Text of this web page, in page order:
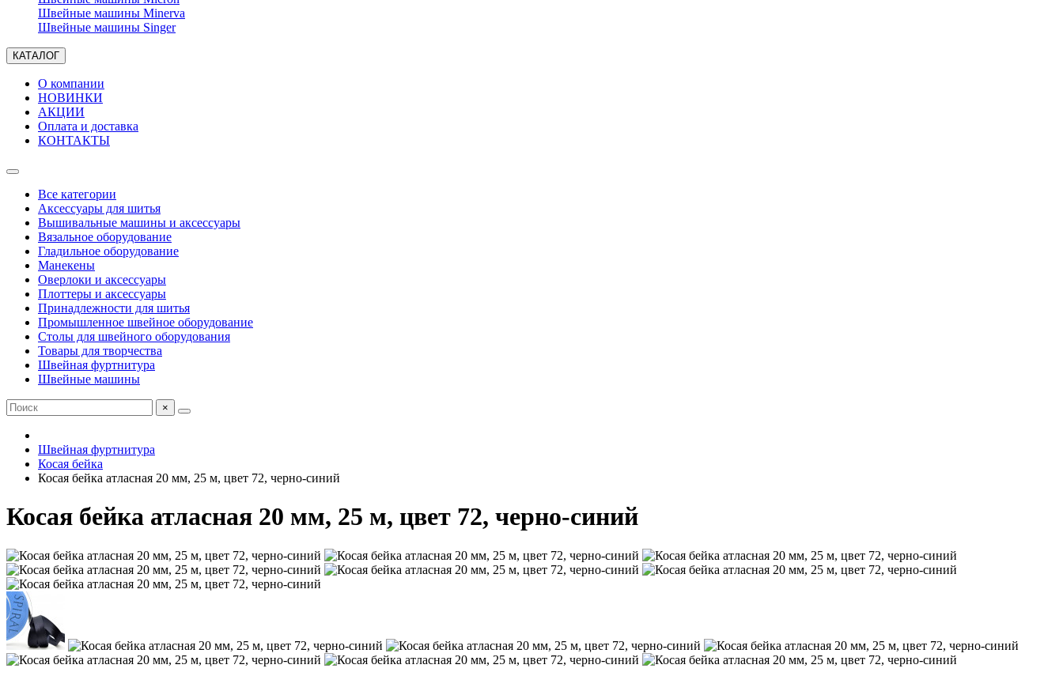
Швейные машины Minerva
Швейные машины Singer
КАТАЛОГ
О компании
НОВИНКИ
АКЦИИ
Оплата и доставка
КОНТАКТЫ
Все категории
Аксессуары для шитья
Вышивальные машины и аксессуары
Вязальное оборудование
Гладильное оборудование
Манекены
Оверлоки и аксессуары
Плоттеры и аксессуары
Принадлежности для шитья
Промышленное швейное оборудование
Столы для швейного оборудования
Товары для творчества
Швейная фуртнитура
Швейные машины
×
Швейная фуртнитура
Косая бейка
Косая бейка атласная 20 мм, 25 м, цвет 72, черно-синий
Косая бейка атласная 20 мм, 25 м, цвет 72, черно-синий